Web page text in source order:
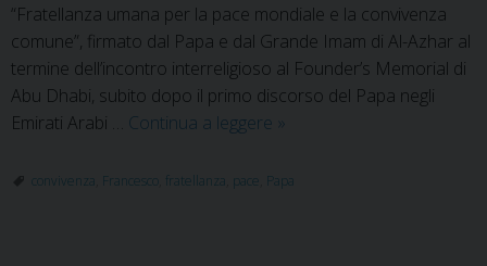
“Fratellanza umana per la pace mondiale e la convivenza
comune”, firmato dal Papa e dal Grande Imam di Al-Azhar al
termine dell’incontro interreligioso al Founder’s Memorial di
Abu Dhabi, subito dopo il primo discorso del Papa negli
Emirati Arabi … Continua a leggere Documento
fratellanza
»
convivenza Francesco fratellanza pace Papa